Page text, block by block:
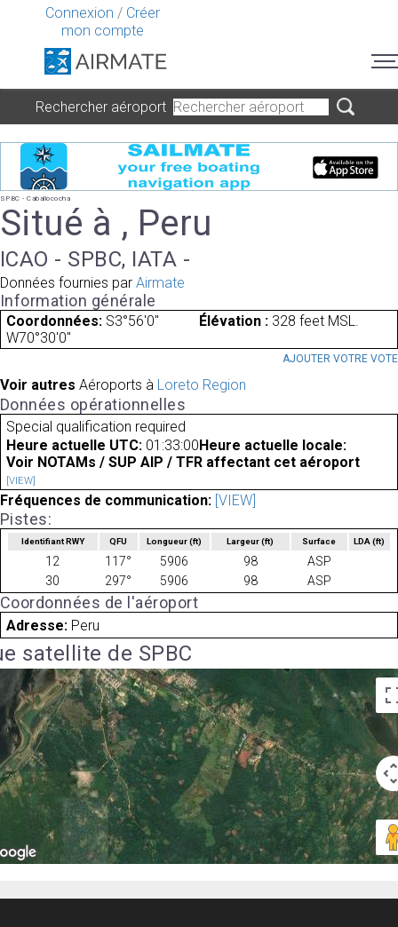
Connexion / Créer
mon compte
Rechercher aéroport
SPBC - Caballococha
Situé à , Peru
ICAO - SPBC, IATA -
Données fournies par Airmate
Information générale
Coordonnées: S3°56'0"
W70°30'0"
Élévation : 328 feet MSL.
AJOUTER VOTRE VOTE
Voir autres Aéroports à Loreto Region
Données opérationnelles
Special qualification required
Heure actuelle UTC: 01:33:00 Heure actuelle locale:
Voir NOTAMs / SUP AIP / TFR affectant cet aéroport
[VIEW]
Fréquences de communication: [VIEW]
Pistes:
Identifiant RWY QFU Longueur(ft) Largeur(ft) Surface LDA(ft)
12 117° 5906 98
ASP
30
297° 5906 98 ASP
Coordonnées de l'aéroport
Adresse: Peru
satellite de SPBC